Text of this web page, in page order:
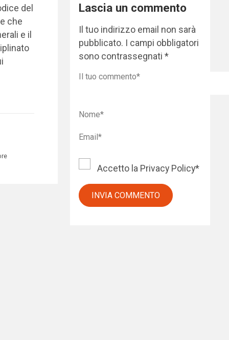
del
che
e il
Lascia un commento
Il tuo indirizzo email non sarà
pubblicato. I campi obbligatori
sono contrassegnati*
Accetto la Privacy Policy*